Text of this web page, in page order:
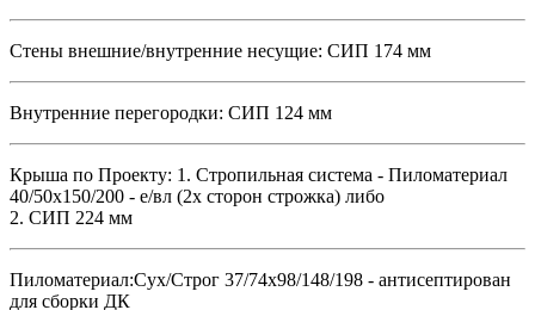
Стены внешние/внутренние несущие: СИП 174 мм
Внутренние перегородки: СИП 124 мм
Крыша по Проекту: 1. Стропильная система - Пиломатериал
40/50х150/200 - е/вл (2х сторон строжка) либо
2. СИП 224 мм
Пиломатериал:Сух/Строг 37/74х98/148/198 - антисептирован
для сборки ДК